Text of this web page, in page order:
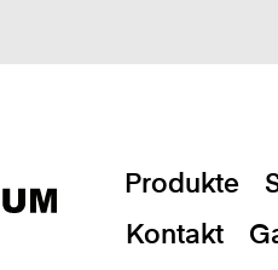
Produkte
Kontakt